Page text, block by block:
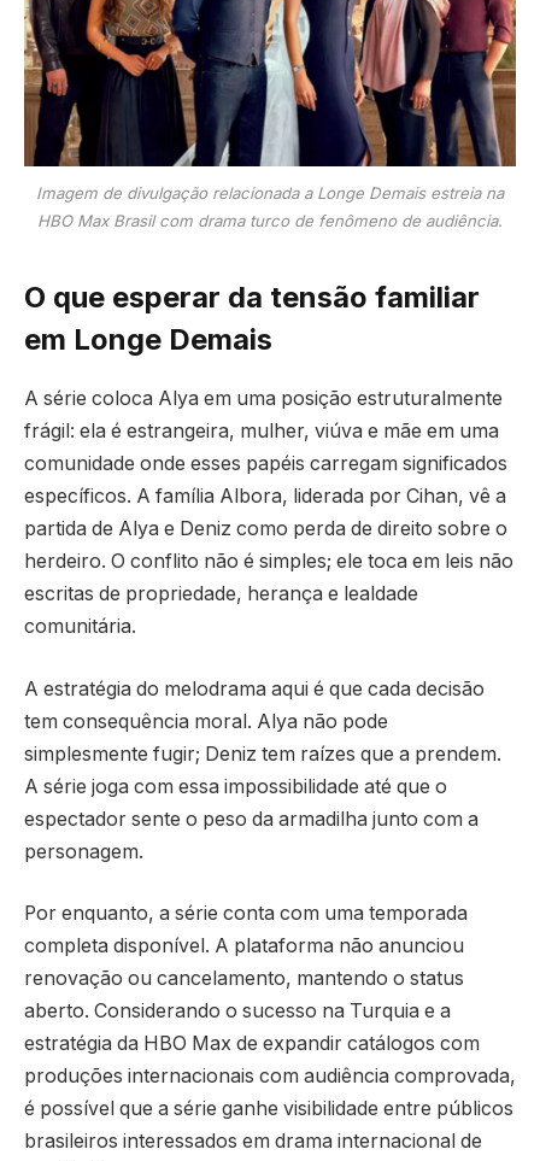
Imagem de divulgação relacionada a Longe Demais estreia na
HBO Max Brasil com drama turco de fenômeno de audiência.
O que esperar da tensão familiar
em Longe Demais
A série coloca Alya em uma posição estruturalmente
frágil: ela é estrangeira, mulher, viúva e mãe em uma
comunidade onde esses papéis carregam significados
específicos. A família Albora, liderada por Cihan, vê a
partida de Alya e Deniz como perda de direito sobre o
herdeiro. O conflito não é simples; ele toca em leis não
escritas de propriedade, herança e lealdade
comunitária.
A estratégia do melodrama aqui é que cada decisão
tem consequência moral. Alya não pode
simplesmente fugir; Deniz tem raízes que a prendem.
A série joga com essa impossibilidade até que o
espectador sente o peso da armadilha junto com a
personagem.
Por enquanto, a série conta com uma temporada
completa disponível. A plataforma não anunciou
renovação ou cancelamento, mantendo o status
aberto. Considerando o sucesso na Turquia e a
estratégia da HBO Max de expandir catálogos com
produções internacionais com audiência comprovada,
é possível que a série ganhe visibilidade entre públicos
brasileiros interessados em drama internacional de